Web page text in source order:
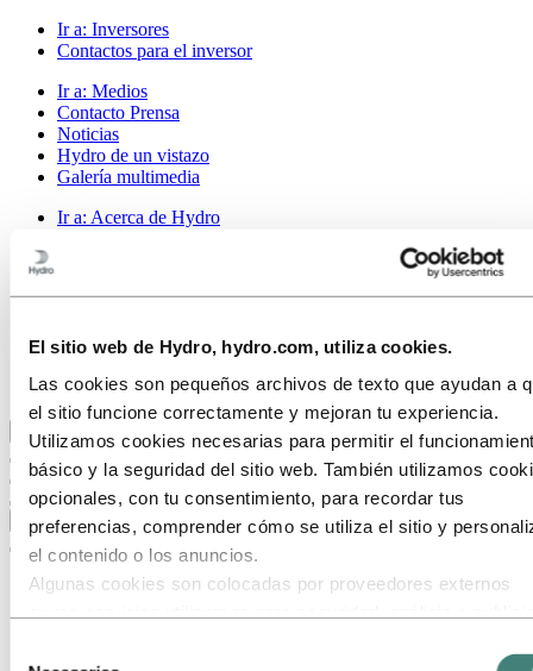
El sitio web de Hydro, hydro.com, utiliza cookies.
Las cookies son pequeños archivos de texto que ayudan a
el sitio funcione correctamente y mejoran tu experiencia.
Utilizamos cookies necesarias para permitir el
básico y la seguridad del sitio web. También utilizamos
opcionales, con tu consentimiento, para recordar tus
preferencias, comprender cómo se utiliza el sitio y
el contenido o los anuncios.
Algunas cookies son colocadas por proveedores externos
Ir a: Inversores
Contactos para el inversor
Ir a: Medios
Contacto Prensa
Noticias
Hydro de un vistazo
Galería multimedia
Ir a: Acerca de Hydro
Nuestra estrategia
Obtención
Clientes y socios
Volver al menú principal
Cerrar